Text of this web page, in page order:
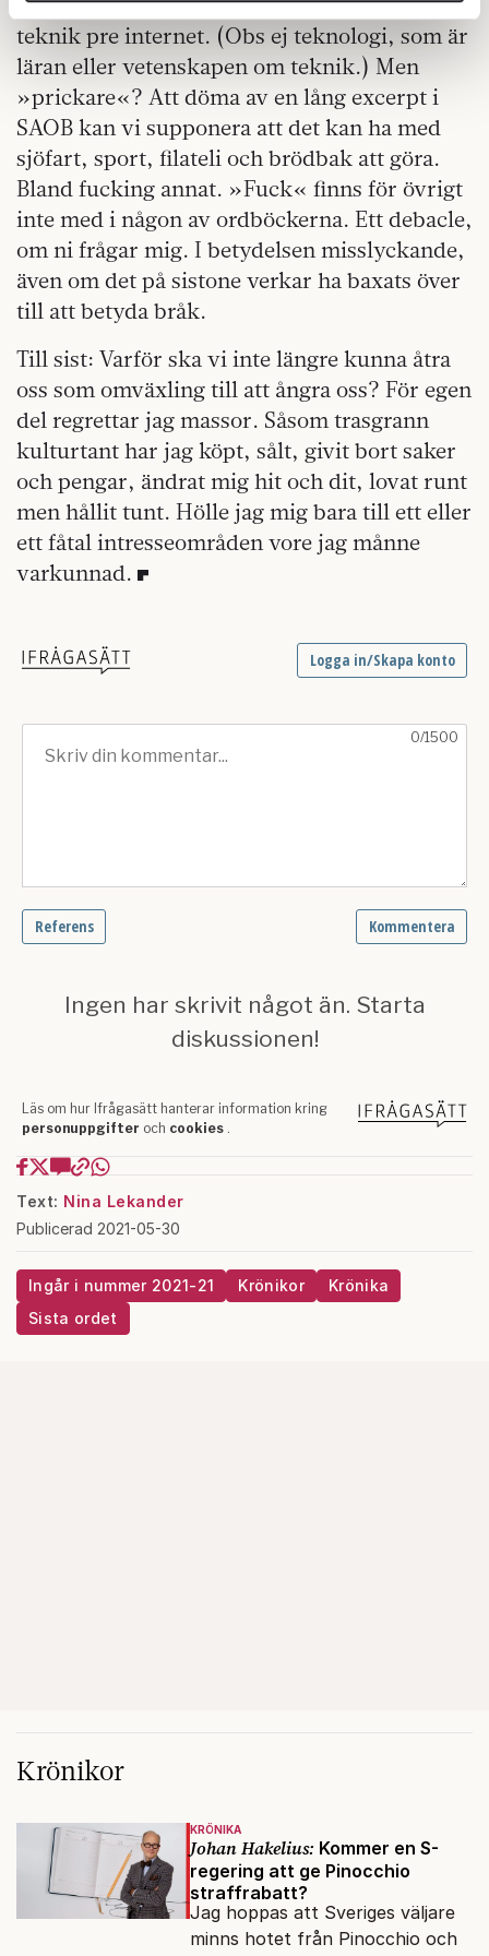
Dessa kan i sin tur kombinera informationen med annan
information som du har tillhandahållit eller som de har
samlat in när du har använt deras tjänster.
Om du vill läsa mer om hur vi hanterar personuppgifter
kan du göra dethär.
teknik pre internet. (Obs ej teknologi, som är
läran eller vetenskapen om teknik.) Men
»prickare«? Att döma av en lång excerpt i
SAOB kan vi supponera att det kan ha med
sjöfart, sport, filateli och brödbak att göra.
Bland fucking annat. »Fuck« finns för övrigt
inte med i någon av ordböckerna. Ett debacle,
om ni frågar mig. I betydelsen misslyckande,
även om det på sistone verkar ha baxats över
till att betyda bråk.
Till sist: Varför ska vi inte längre kunna åtra
oss som omväxling till att ångra oss? För egen
del regrettar jag massor. Såsom trasgrann
kulturtant har jag köpt, sålt, givit bort saker
och pengar, ändrat mig hit och dit, lovat runt
men hållit tunt. Hölle jag mig bara till ett eller
ett fåtal intresseområden vore jag månne
varkunnad.
Text: Nina Lekander
Publicerad 2021-05-30
Ingår i nummer 2021-21 Krönikor
Krönika
Sista ordet
Krönikor
KRÖNIKA
Johan Hakelius: Kommer en S-
regering att ge Pinocchio
straffrabatt?
Jag hoppas att Sveriges väljare
minns hotet från Pinocchio och